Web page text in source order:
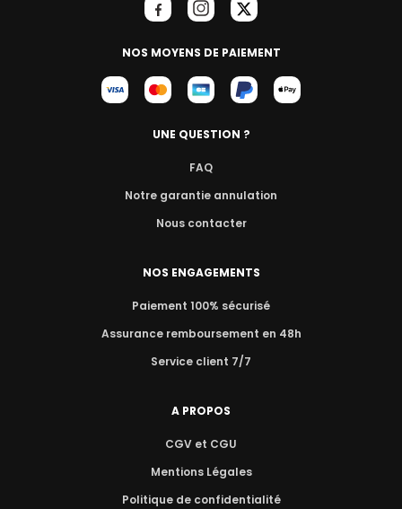
NOS MOYENS DE PAIEMENT
UNE QUESTION ?
FAQ
Notre garantie annulation
Nous contacter
NOS ENGAGEMENTS
Paiement 100% sécurisé
Assurance remboursement en 48h
Service client 7/7
A PROPOS
CGV et CGU
Mentions Légales
Politique de confidentialité